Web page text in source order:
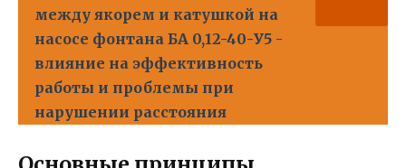
между якорем и катушкой на
насосе фонтана БА 0,12-40-У5 -
влияние на эффективность
работы и проблемы при
нарушении расстояния